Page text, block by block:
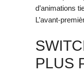
d’animations
L’avant-
PLUS